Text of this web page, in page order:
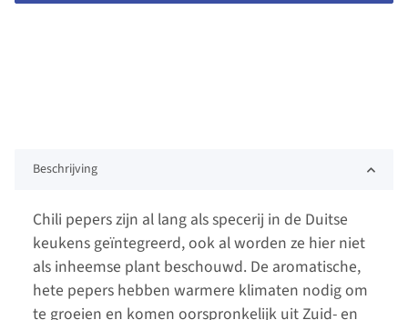
Beschrijving
Chili pepers zijn al lang als specerij in de Duitse
keukens geïntegreerd, ook al worden ze hier niet
als inheemse plant beschouwd. De aromatische,
hete pepers hebben warmere klimaten nodig om
te groeien en komen oorspronkelijk uit Zuid- en